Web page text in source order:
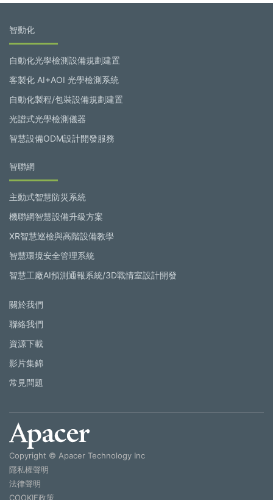
智動化
自動化光學檢測設備規劃建置
客製化 AI+AOI 光學檢測系統
自動化製程/包裝設備規劃建置
光譜式光學檢測儀器
智慧設備ODM設計開發服務
智聯網
主動式智慧防災系統
機聯網智慧設備升級方案
XR智慧巡檢與高階設備教學
智慧環境安全管理系統
智慧工廠AI預測通報系統/3D戰情室設計開發
關於我們
聯絡我們
資源下載
影片集錦
常見問題
Copyright © Apacer Technology Inc
隱私權聲明
法律聲明
COOKIE政策